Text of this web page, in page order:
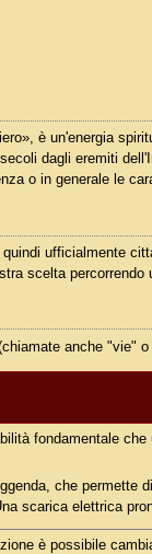
è un'energia
dagli eremiti
o in generale le
quindi ufficialmente
scelta
anche "vie"
fondamentale
che permette
scarica elettrica
è possibile